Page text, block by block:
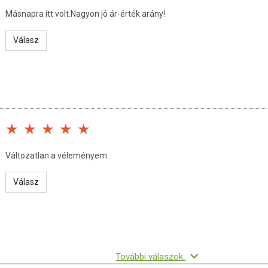
Másnapra itt volt.Nagyon jó ár-érték arány!
Válasz
Változatlan a véleményem.
Válasz
További válaszok